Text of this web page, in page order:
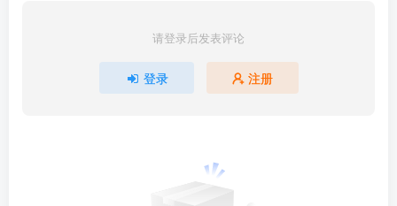
请登录后发表评论
登录 注册